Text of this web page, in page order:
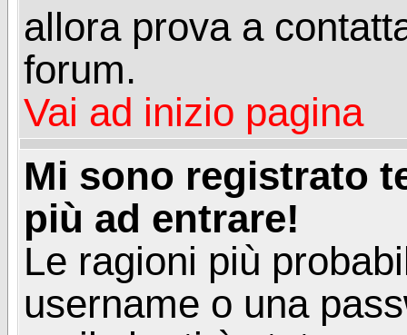
allora prova a
forum.
Vai ad inizio pagina
Mi sono registrato
più ad entrare!
Le ragioni più
username o una